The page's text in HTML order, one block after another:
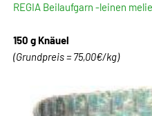
REGIA Beilaufgarn -leinen
150 g Knäuel
(Grundpreis = 75,00€/kg)